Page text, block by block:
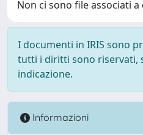
Non ci sono file associati
I documenti in IRIS sono
tutti i diritti sono riservati,
indicazione.
Informazioni